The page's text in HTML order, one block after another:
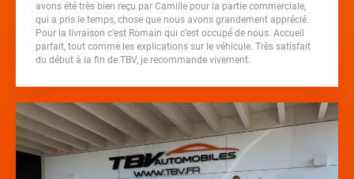
avons été très bien reçu par Camille pour la partie commerciale,
qui a pris le temps, chose que nous avons grandement apprécié.
Pour la livraison c’est Romain qui c’est occupé de nous. Accueil
parfait, tout comme les explications sur le véhicule. Très satisfait
du début à la fin de TBV, je recommande vivement.